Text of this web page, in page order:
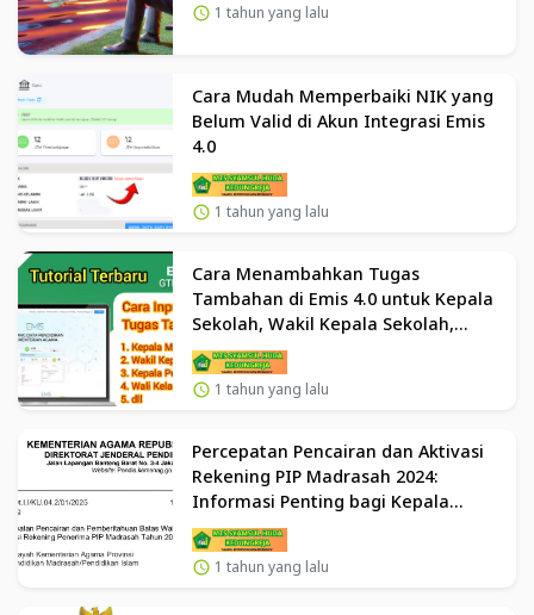
1 tahun yang lalu
Cara Mudah Memperbaiki NIK yang
Belum Valid di Akun Integrasi Emis
4.0
1 tahun yang lalu
Cara Menambahkan Tugas
Tambahan di Emis 4.0 untuk Kepala
Sekolah, Wakil Kepala Sekolah,
Guru Kelas, dan Lainnya
1 tahun yang lalu
Percepatan Pencairan dan Aktivasi
Rekening PIP Madrasah 2024:
Informasi Penting bagi Kepala
Madrasah dan Pengelola PIP
1 tahun yang lalu